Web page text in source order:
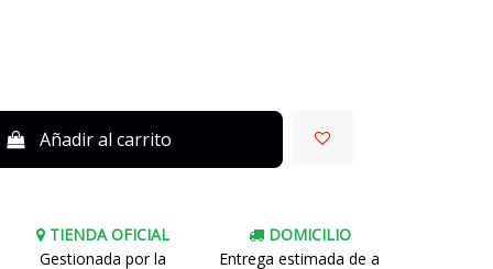
Añadir al carrito
TIENDA OFICIAL
Gestionada por la
DOMICILIO
Entrega estimada de a